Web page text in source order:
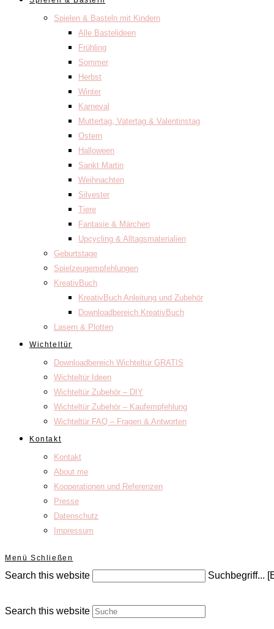
Spielen & Basteln mit Kindern
Alle Bastelideen
Frühling
Sommer
Herbst
Winter
Karneval
Muttertag, Vatertag & Valentinstag
Ostern
Halloween
Sankt Martin
Weihnachten
Silvester
Tiere
Fantasie & Märchen
Upcycling & Alltagsmaterialien
Geburtstage
Spielzeugempfehlungen
KreativBuch
KreativBuch Anleitung und Zubehör
Downloadbereich KreativBuch
Lasern & Plotten
Wichteltür
Downloadbereich Wichteltür GRATIS
Wichteltür Ideen
Wichteltür Zubehör – DIY
Wichteltür Zubehör – Kaufempfehlung
Wichteltür FAQ – Fragen & Antworten
Kontakt
Kontakt
About me
Kooperationen und Referenzen
Presse
Datenschutz
Impressum
Menü Schließen
Search this website Suchbegriff...
Search this website